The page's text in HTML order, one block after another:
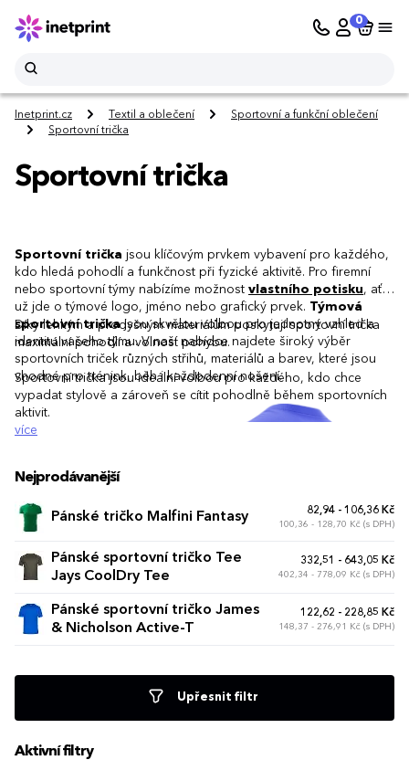
0
Inetprint.cz Textil a oblečení
Sportovní a funkční oblečení
Sportovní trička
Sportovní trička
Sportovní trička jsou klíčovým prvkem vybavení pro každého,
kdo hledá pohodlí a funkčnost při fyzické aktivitě. Pro firemní
nebo sportovní týmy nabízíme možnost vlastního potisku, ať
už jde o týmové logo, jméno nebo grafický prvek. Týmová
sportovní tričkajsou skvělou volbou pro jednotný vzhled a
identitu vašeho týmu. V naší nabídce najdete široký výběr
sportovních triček různých střihů, materiálů a barev, které jsou
vhodné pro trénink, běh i každodenní nošení.
Díky lehkým a prodyšným materiálům poskytují sportovní trička
maximální pohodlí a volnost pohybu.
Sportovní trička jsou ideální volbou pro každého, kdo chce
vypadat stylově a zároveň se cítit pohodlně během sportovních
aktivit.
více
Nejprodávanější
Pánské tričko Malfini Fantasy 82,94 - 106,36 Kč
100,36 - 128,70 Kč (s DPH)
Pánské sportovní tričko Tee
Jays CoolDry Tee
332,51 - 643,05 Kč
402,34 - 778,09 Kč (s DPH)
Pánské sportovní tričko James
& Nicholson Active-T
122,62 - 228,85 Kč
148,37 - 276,91 Kč (s DPH)
Upřesnit filtr
Aktivní filtry